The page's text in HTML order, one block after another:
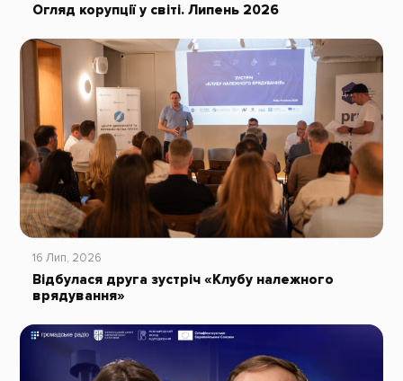
Огляд корупції у світі. Липень 2026
16 Лип, 2026
Відбулася друга зустріч «Клубу належного
врядування»